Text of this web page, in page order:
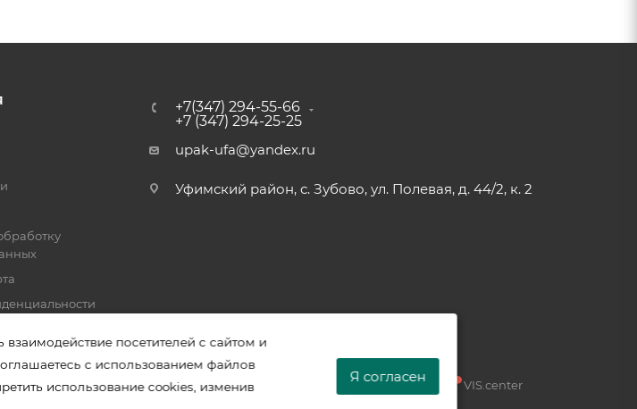
+7(347) 294-55-66
+7 (347) 294-25-25
upak-ufa@yandex.ru
Уфимский район, с. Зубово, ул. Полевая, д. 44/2, к. 2
Разработка — VIS.center
посетителей с сайтом и
с использованием файлов
использование cookies, изменив
Я согласен